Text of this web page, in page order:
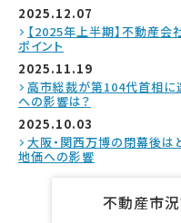
2025.12.07
【2025年上半期】不動産
ポイント
2025.11.19
高市総裁が第104代首相に
への影響は？
2025.10.03
大阪・関西万博の閉幕後は
地価への影響
不動産市